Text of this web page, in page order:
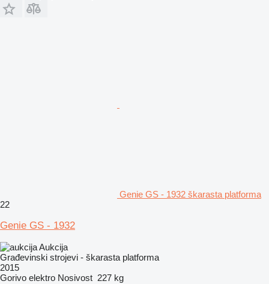
Genie GS - 1932 škarasta platforma
22
Genie GS - 1932
Aukcija
Građevinski strojevi - škarasta platforma
2015
Gorivo elektro Nosivost 227 kg